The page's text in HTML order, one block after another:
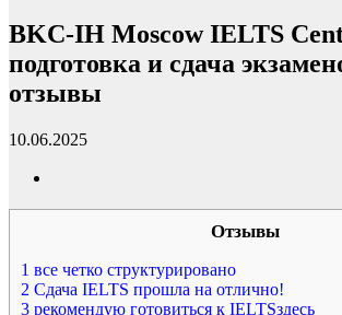
BKC-IH Moscow IELTS
подготовка и сдача
отзывы
10.06.2025
Отзывы
1 все четко структурировано
2 Сдача IELTS прошла на отлично!
3 рекомендую готовиться к IELTSздесь